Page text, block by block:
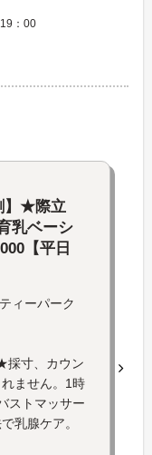
：00
】★際立
乳ベーシ
【平日
ィーパーク
寸、カウン
ません。1時
ストマッサー
乳腺ケア。